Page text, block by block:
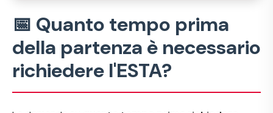
📅 Quanto tempo prima
della partenza è necessario
richiedere l'ESTA?